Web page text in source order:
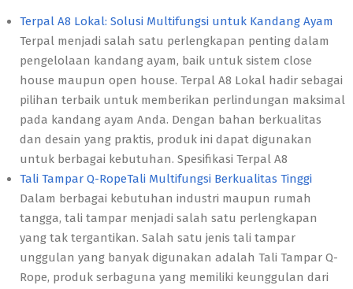
Terpal A8 Lokal: Solusi Multifungsi untuk Kandang Ayam
Terpal menjadi salah satu perlengkapan penting dalam
pengelolaan kandang ayam, baik untuk sistem close
house maupun open house. Terpal A8 Lokal hadir sebagai
pilihan terbaik untuk memberikan perlindungan maksimal
pada kandang ayam Anda. Dengan bahan berkualitas
dan desain yang praktis, produk ini dapat digunakan
untuk berbagai kebutuhan. Spesifikasi Terpal A8
Tali Tampar Q-RopeTali Multifungsi Berkualitas Tinggi
Dalam berbagai kebutuhan industri maupun rumah
tangga, tali tampar menjadi salah satu perlengkapan
yang tak tergantikan. Salah satu jenis tali tampar
unggulan yang banyak digunakan adalah Tali Tampar Q-
Rope, produk serbaguna yang memiliki keunggulan dari